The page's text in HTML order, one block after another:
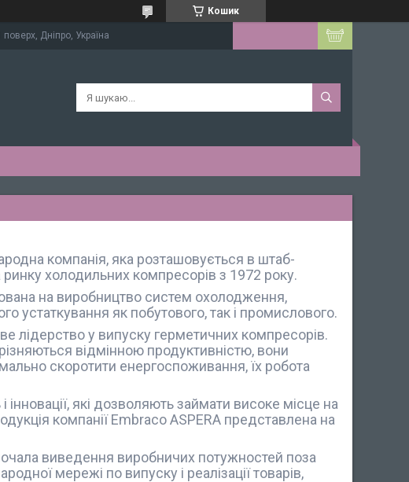
Кошик
Дніпро, Україна
компанія, яка розташовується в штаб-
ринку холодильних компресорів з 1972 року.
на виробництво систем охолодження,
устаткування як побутового, так і промислового.
лідерство у випуску герметичних компресорів.
відмінною продуктивністю, вони
скоротити енергоспоживання, їх робота
інновації, які дозволяють займати високе місце на
компанії Embraco ASPERA представлена на
виведення виробничих потужностей поза
мережі по випуску і реалізації товарів,